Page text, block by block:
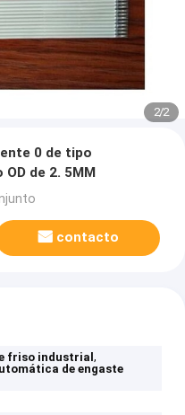
2/2
0 de tipo
de 2. 5MM
contacto
friso industrial,
de engaste